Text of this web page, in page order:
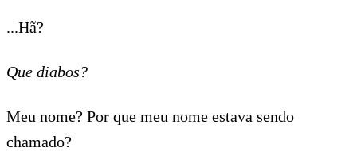
...Hã?
Que diabos?
Meu nome? Por que meu nome estava sendo
chamado?